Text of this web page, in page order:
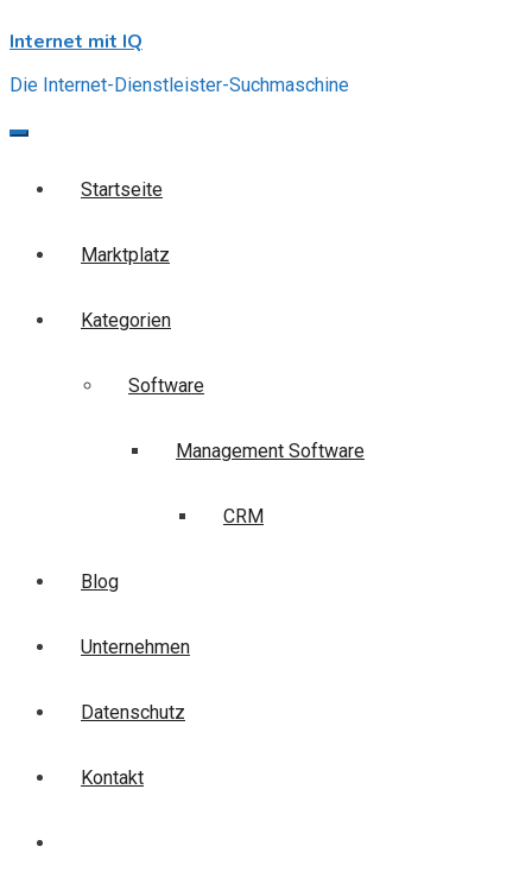
to
Internet mit IQ
Die Internet-Dienstleister-Suchmaschine
Startseite
Marktplatz
Kategorien
Software
Management Software
CRM
Blog
Unternehmen
Datenschutz
Kontakt